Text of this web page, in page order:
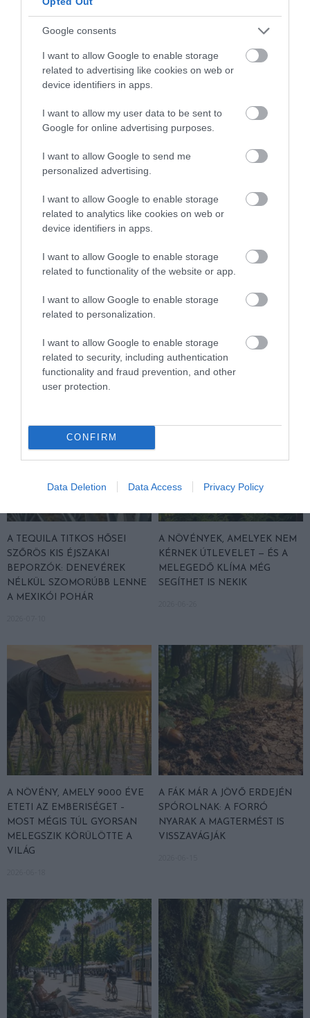
Google consents
I want to allow Google to enable storage
related to advertising like cookies on web or
device identifiers in apps.
I want to allow my user data to be sent to
Google for online advertising purposes.
I want to allow Google to send me
personalized advertising.
I want to allow Google to enable storage
related to analytics like cookies on web or
device identifiers in apps.
I want to allow Google to enable storage
related to functionality of the website or app.
I want to allow Google to enable storage
related to personalization.
I want to allow Google to enable storage
related to security, including authentication
functionality and fraud prevention, and other
user protection.
CONFIRM
Data Deletion Data Access Privacy Policy
AZ EGYHANGÚSÁGOT: A
VÁLTOZATOS NÖVÉNYZET
ASZÁLY IDEJÉN IS OKOSABB
2026-07-31
NEVEZTEK MEG, ÉS A FÖLD
MEGINT FINOMAN JELEZTE:
2026-07-30
A NÖVÉNYEK IS KÖLTÖZNEK
A KLÍMÁVAL: JÖNNEK AZ ÚJ
BŐRÖNDDEL
EGY ÖREG TÖLGY NEM CSAK
EGYSZERRE
2026-07-22
A TEQUILA TITKOS HŐSEI
SZŐRÖS KIS ÉJSZAKAI
BEPORZÓK: DENEVÉREK
NÉLKÜL SZOMORÚBB LENNE
A MEXIKÓI POHÁR
A NÖVÉNYEK, AMELYEK NEM
KÉRNEK ÚTLEVELET — ÉS A
MELEGEDŐ KLÍMA MÉG
SEGÍTHET IS NEKIK
A NÖVÉNY, AMELY 9000 ÉVE
ETETI AZ EMBERISÉGET –
MOST MÉGIS TÚL GYORSAN
MELEGSZIK KÖRÜLÖTTE A
VILÁG
A FÁK MÁR A JÖVŐ ERDEJÉN
SPÓROLNAK: A FORRÓ
NYARAK A MAGTERMÉST IS
VISSZAVÁGJÁK